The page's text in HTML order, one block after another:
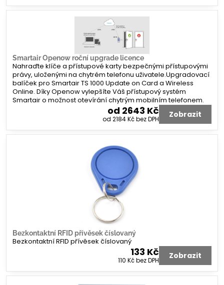
Smartair Openow roční upgrade licence
Nahraďte klíče a přístupové karty bezpečnými přístupovými
právy, uloženými na chytrém telefonu uživatele.Upgradovací
balíček pro Smartair TS 1000 Update on Card a Wireless
Online. Díky Openow vylepšíte Váš přístupový systém
Smartair o možnost otevírání chytrým mobilním telefonem.
od 2643 Kč
od 2184 Kčbez DPH Zobrazit
Bezkontaktní RFID přívěsek číslovaný
Bezkontaktní RFID přívěsek číslovaný
133 Kč
110 Kčbez DPH Zobrazit